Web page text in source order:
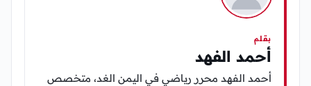
بقلم
أحمد الفهد
أحمد الفهد محرر رياضي في اليمن الغد، متخصص